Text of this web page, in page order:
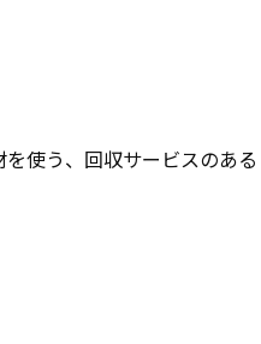
使う、回収サービスのある